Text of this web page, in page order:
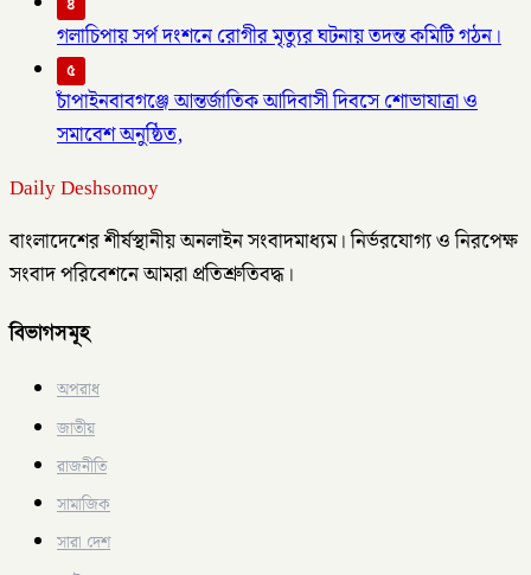
৪
গলাচিপায় সর্প দংশনে রোগীর মৃত্যুর ঘটনায় তদন্ত কমিটি গঠন।
৫
চাঁপাইনবাবগঞ্জে আন্তর্জাতিক আদিবাসী দিবসে শোভাযাত্রা ও
সমাবেশ অনুষ্ঠিত,
Daily Deshsomoy
বাংলাদেশের শীর্ষস্থানীয় অনলাইন সংবাদমাধ্যম। নির্ভরযোগ্য ও নিরপেক্ষ
সংবাদ পরিবেশনে আমরা প্রতিশ্রুতিবদ্ধ।
বিভাগসমূহ
অপরাধ
জাতীয়
রাজনীতি
সামাজিক
সারা দেশ